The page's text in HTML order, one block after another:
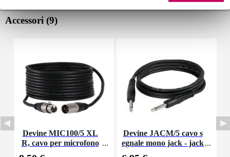
Accessori (9)
Devine MIC100/5 XL
R, cavo per microfono
Devine JACM/5 cavo s
egnale mono jack - jack